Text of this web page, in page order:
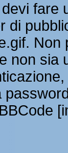
fare
di
non sia